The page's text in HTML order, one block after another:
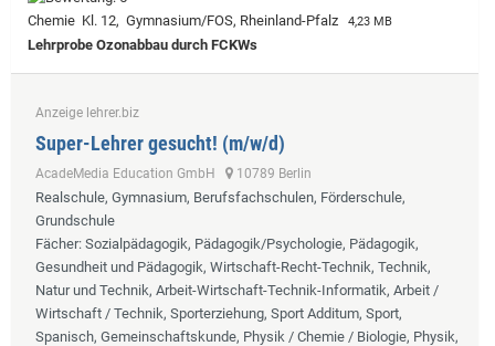
Chemie Kl. 12, Gymnasium/FOS, Rheinland-Pfalz 4,23 MB
Lehrprobe Ozonabbau durch FCKWs
Anzeige lehrer.biz
Super-Lehrer gesucht! (m/w/d)
AcadeMedia Education GmbH 10789 Berlin
Realschule, Gymnasium, Berufsfachschulen, Förderschule,
Grundschule
Fächer: Sozialpädagogik, Pädagogik/Psychologie, Pädagogik,
Gesundheit und Pädagogik, Wirtschaft-Recht-Technik, Technik,
Natur und Technik, Arbeit-Wirtschaft-Technik-Informatik, Arbeit /
Wirtschaft / Technik, Sporterziehung, Sport Additum, Sport,
Spanisch, Gemeinschaftskunde, Physik / Chemie / Biologie, Physik,